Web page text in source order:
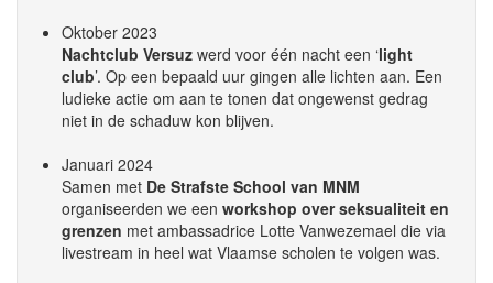
Oktober 2023
Nachtclub Versuz werd voor één nacht een ‘light
club’. Op een bepaald uur gingen alle lichten aan. Een
ludieke actie om aan te tonen dat ongewenst gedrag
niet in de schaduw kon blijven.
Januari 2024
Samen met De Strafste School van MNM
organiseerden we een workshop over seksualiteit en
grenzen met ambassadrice Lotte Vanwezemael die via
livestream in heel wat Vlaamse scholen te volgen was.